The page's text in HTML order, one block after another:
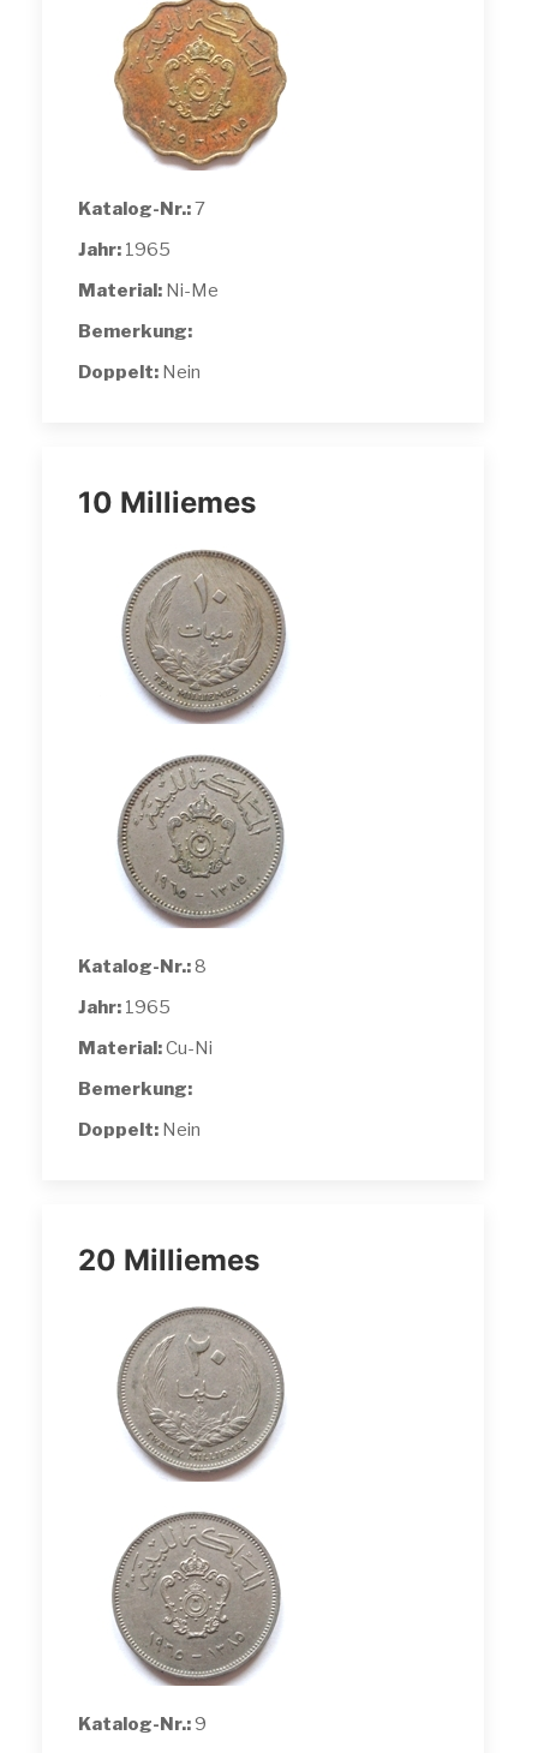
Katalog-Nr.:7
Jahr: 1965
Material: Ni-Me
Bemerkung:
Doppelt: Nein
10 Milliemes
Katalog-Nr.:8
Jahr: 1965
Material:Cu-Ni
Bemerkung:
Doppelt: Nein
20 Milliemes
Katalog-Nr.:9